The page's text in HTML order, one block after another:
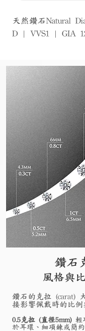
天然鑽石Natural
D | VVS1 | GIA
鑽石
風格與
鑽石的克拉 (carat)
接影響佩戴時的比例
0.5克拉 (直徑5mm) 輕
於耳環、細項鍊或簡